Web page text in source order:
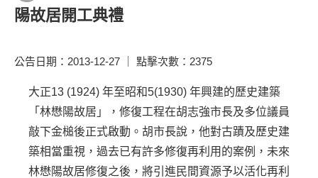
陽故居開工典禮
公告日期：2013-12-27 ｜ 點擊次數：2375
大正13 (1924) 年至昭和5(1930) 年興建的歷史建築
「林懋陽故居」，修復工程在胡志強市長及多位議員
敲下金槌後正式啟動。胡市長說，他對古蹟及歷史建
築相當重視，過去已有許多修復再利用的案例，未來
林懋陽故居修復之後，將引進民間資源予以活化再利